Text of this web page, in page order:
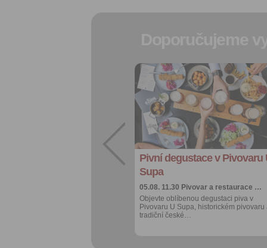
Pivní degustace v Pivovaru
Supa
05.08. 11.30 Pivovar a restaurace …
Objevte oblíbenou degustaci piva v
Pivovaru U Supa, historickém pivovaru
tradiční české…
Přidat do
oblíbených
Sdílet:
Facebook
export do
kalendáře
Více výhod pro